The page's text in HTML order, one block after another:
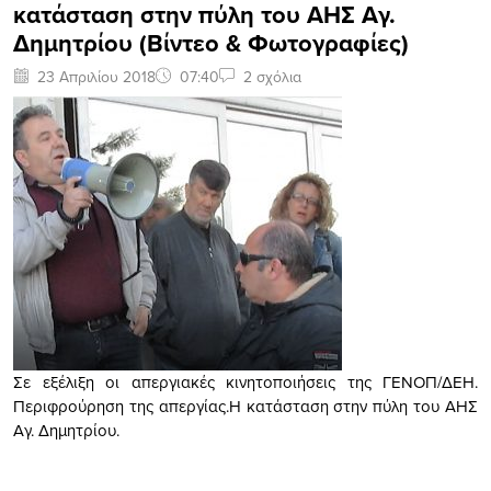
κατάσταση στην πύλη του ΑΗΣ Αγ.
Δημητρίου (Βίντεο & Φωτογραφίες)
23 Απριλίου 2018 07:40 2 σχόλια
Σε εξέλιξη οι απεργιακές κινητοποιήσεις της ΓΕΝΟΠ/ΔΕΗ.
Περιφρούρηση της απεργίας.Η κατάσταση στην πύλη του ΑΗΣ
Αγ. Δημητρίου.